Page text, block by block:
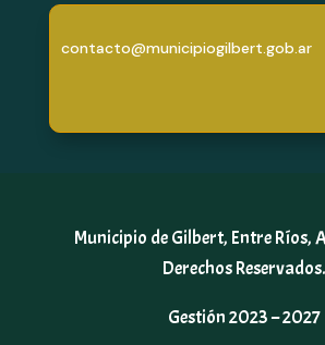
contacto@municipiogilbert.gob.ar
Municipio de Gilbert, Entre Ríos,
Derechos Reservados.
Gestión 2023 – 2027